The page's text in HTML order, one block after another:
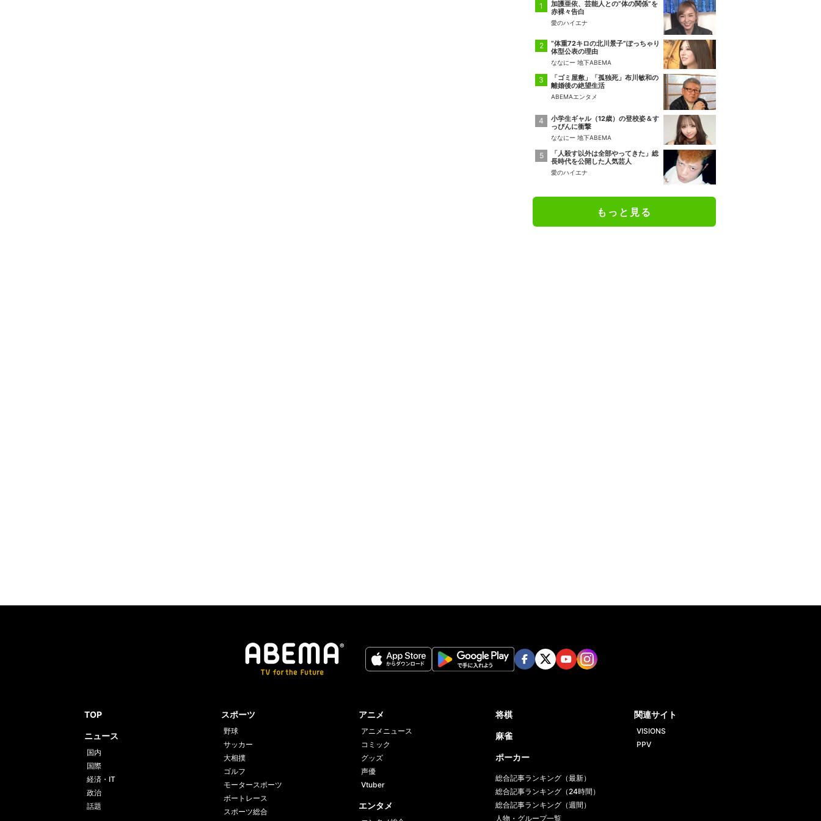
加護亜依、芸能人との“体の関係”を
赤裸々告白
愛のハイエナ
“体重72キロの北川景子”ぽっちゃり
体型公表の理由
ななにー 地下ABEMA
「ゴミ屋敷」「孤独死」布川敏和の
離婚後の絶望生活
ABEMAエンタメ
小学生ギャル（12歳）の登校姿＆す
っぴんに衝撃
ななにー 地下ABEMA
「人殺す以外は全部やってきた」総
長時代を公開した人気芸人
愛のハイエナ
もっと見る
TOP
ニュース
国内
国際
経済・IT
政治
話題
スポーツ
野球
サッカー
大相撲
ゴルフ
モータースポーツ
ボートレース
スポーツ総合
アニメ
アニメニュース
コミック
グッズ
声優
Vtuber
エンタメ
将棋
麻雀
ポーカー
総合記事ランキング（最新）
総合記事ランキング（24時間）
総合記事ランキング（週間）
人物・グループ一覧
関連サイト
VISIONS
PPV